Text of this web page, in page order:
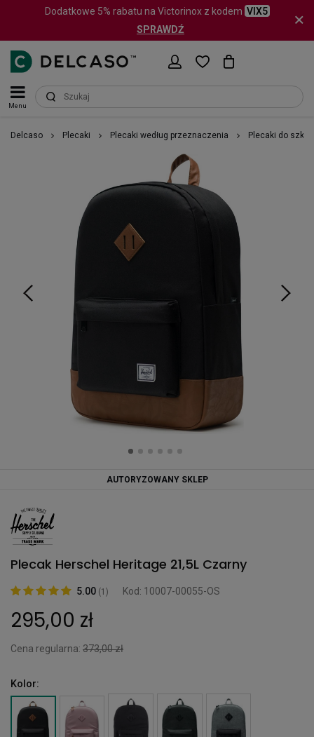
Dodatkowe 5% rabatu na Victorinox z kodem VIX5
SPRAWDŹ
Menu
Delcaso Plecaki Plecaki według przeznaczenia Plecaki do
AUTORYZOWANY SKLEP
Plecak Herschel Heritage 21,5L Czarny
5.00 (1) Kod: 10007-00055-OS
295,00 zł
Cena regularna: 373,00 zł
Kolor: